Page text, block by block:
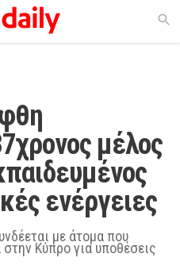
μέλος
ενέργειες
με άτομα που
Κύπρο για υποθέσεις